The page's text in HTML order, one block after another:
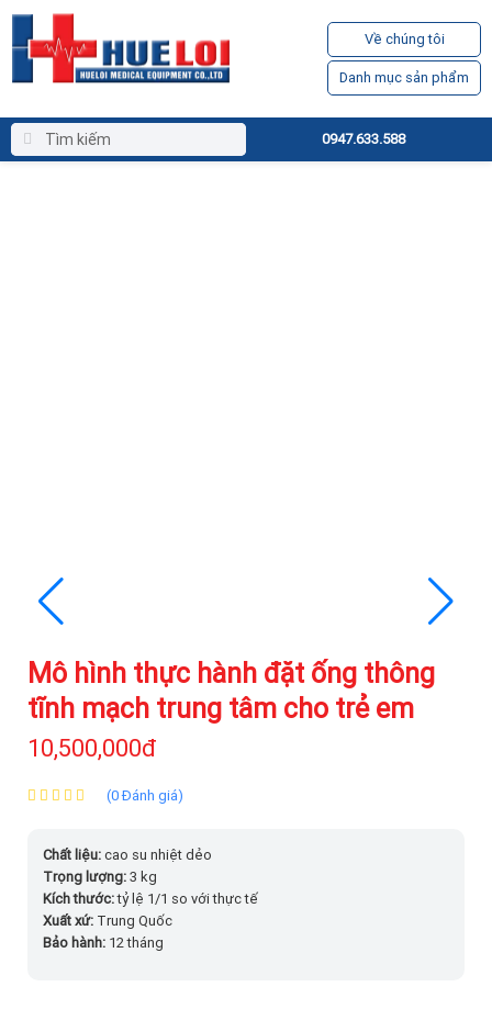
Về chúng tôi
Danh mục sản phẩm
0947.633.588
Mô hình thực hành đặt ống thông
tĩnh mạch trung tâm cho trẻ em
10,500,000đ
(0 Đánh giá)
Chất liệu:cao su nhiệt dẻo
Trọng lượng:3 kg
Kích thước:tỷ lệ 1/1 so với thực tế
Xuất xứ: Trung Quốc
Bảo hành: 12 tháng